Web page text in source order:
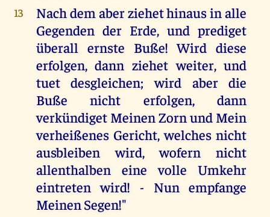
13
Nach dem aber ziehet hinaus in alle
Gegenden der Erde, und prediget
überall ernste Buße! Wird diese
erfolgen, dann ziehet weiter, und
tuet desgleichen; wird aber die
Buße nicht erfolgen, dann
verkündiget Meinen Zorn und Mein
verheißenes Gericht, welches nicht
ausbleiben wird, wofern nicht
allenthalben eine volle Umkehr
eintreten wird! - Nun empfange
Meinen Segen!"